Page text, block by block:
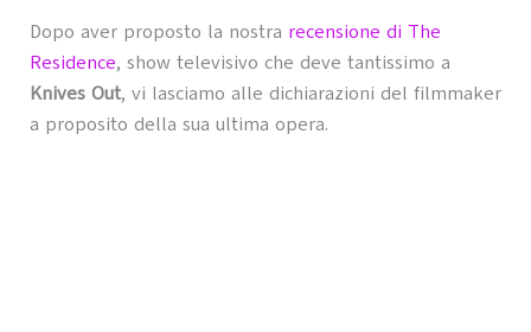
Dopo aver proposto la nostra recensione di The
Residence, show televisivo che deve tantissimo a
Knives Out, vi lasciamo alle dichiarazioni del filmmaker
a proposito della sua ultima opera.